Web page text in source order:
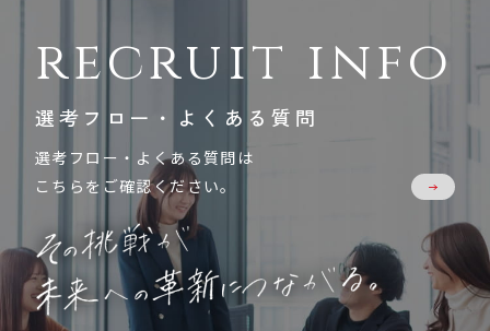
recruit info
選考フロー・よくある質問
選考フロー・よくある質問は
こちらをご確認ください。